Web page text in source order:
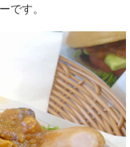
です。